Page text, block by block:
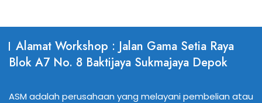
Alamat Workshop : Jalan Gama Setia Raya
Blok A7 No. 8 Baktijaya Sukmajaya Depok
ASM adalah perusahaan yang melayani pembelian atau